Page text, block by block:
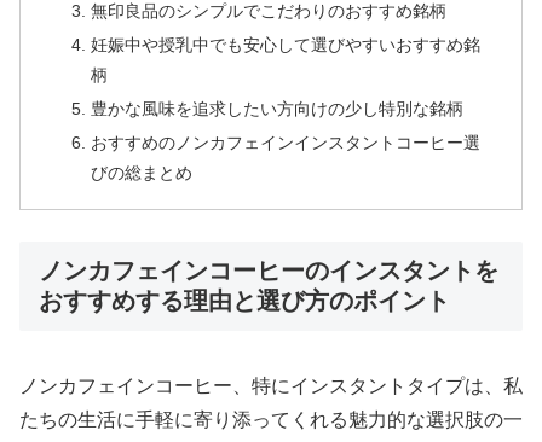
無印良品のシンプルでこだわりのおすすめ銘柄
妊娠中や授乳中でも安心して選びやすいおすすめ銘
柄
豊かな風味を追求したい方向けの少し特別な銘柄
おすすめのノンカフェインインスタントコーヒー選
びの総まとめ
ノンカフェインコーヒーのインスタントを
おすすめする理由と選び方のポイント
ノンカフェインコーヒー、特にインスタントタイプは、私
たちの生活に手軽に寄り添ってくれる魅力的な選択肢の一